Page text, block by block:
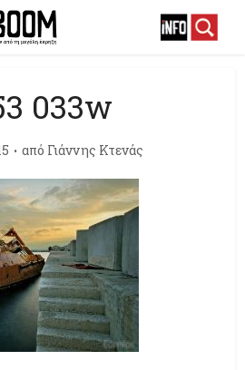
033w
από Γιάννης Κτενάς